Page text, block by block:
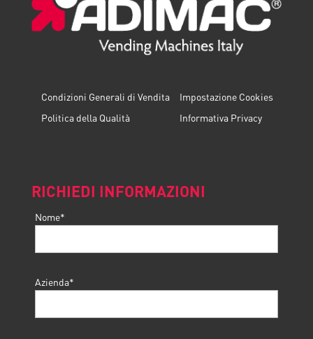
Condizioni Generali di Vendita
Politica della Qualità
Impostazione Cookies
Informativa Privacy
RICHIEDI INFORMAZIONI
Nome*
Azienda*